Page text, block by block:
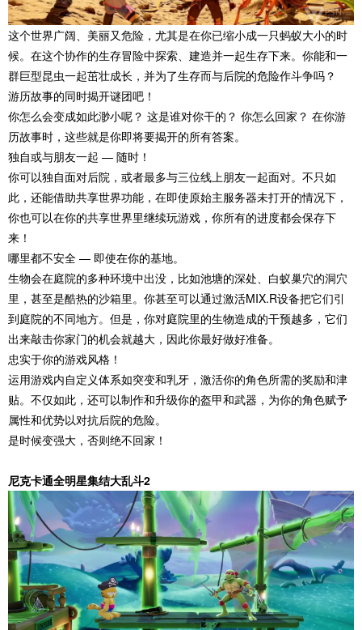
这个世界广阔、美丽又危险，尤其是在你已缩小成一只蚂蚁大小的时
候。在这个协作的生存冒险中探索、建造并一起生存下来。你能和一
群巨型昆虫一起茁壮成长，并为了生存而与后院的危险作斗争吗？
游历故事的同时揭开谜团吧！
你怎么会变成如此渺小呢？ 这是谁对你干的？ 你怎么回家？ 在你游
历故事时，这些就是你即将要揭开的所有答案。
独自或与朋友一起 — 随时！
你可以独自面对后院，或者最多与三位线上朋友一起面对。不只如
此，还能借助共享世界功能，在即使原始主服务器未打开的情况下，
你也可以在你的共享世界里继续玩游戏，你所有的进度都会保存下
来！
哪里都不安全 — 即使在你的基地。
生物会在庭院的多种环境中出没，比如池塘的深处、白蚁巢穴的洞穴
里，甚至是酷热的沙箱里。你甚至可以通过激活MIX.R设备把它们引
到庭院的不同地方。但是，你对庭院里的生物造成的干预越多，它们
出来敲击你家门的机会就越大，因此你最好做好准备。
忠实于你的游戏风格！
运用游戏内自定义体系如突变和乳牙，激活你的角色所需的奖励和津
贴。不仅如此，还可以制作和升级你的盔甲和武器，为你的角色赋予
属性和优势以对抗后院的危险。
是时候变强大，否则绝不回家！
尼克卡通全明星集结大乱斗2